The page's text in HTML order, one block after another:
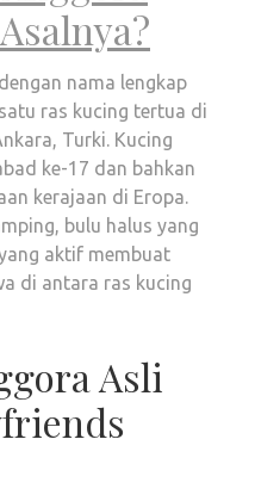
nama lengkap
ras kucing tertua di
Turki. Kucing
ke-17 dan bahkan
kerajaan di Eropa.
bulu halus yang
aktif membuat
di antara ras kucing
Asli